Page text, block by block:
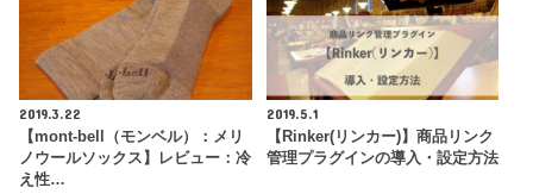
2019.3.22
【mont-bell（モンベル）：メリ
ノウールソックス】レビュー：冷
え性…
2019.5.1
【Rinker(リンカー)】商品リンク
管理プラグインの導入・設定方法